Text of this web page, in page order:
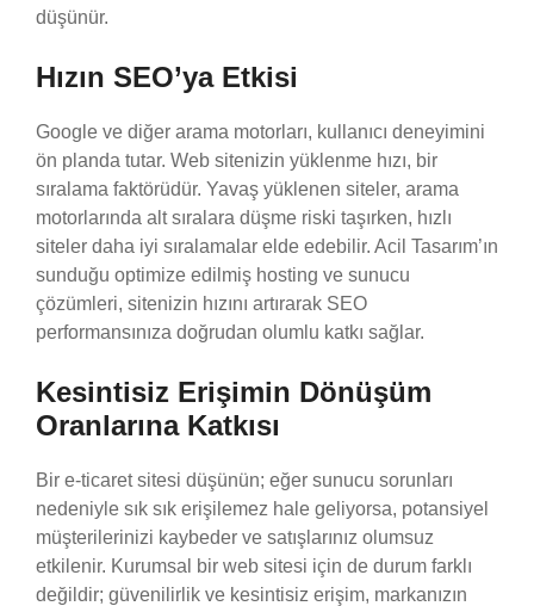
düşünür.
Hızın SEO’ya Etkisi
Google ve diğer arama motorları, kullanıcı deneyimini
ön planda tutar. Web sitenizin yüklenme hızı, bir
sıralama faktörüdür. Yavaş yüklenen siteler, arama
motorlarında alt sıralara düşme riski taşırken, hızlı
siteler daha iyi sıralamalar elde edebilir. Acil Tasarım’ın
sunduğu optimize edilmiş hosting ve sunucu
çözümleri, sitenizin hızını artırarak SEO
performansınıza doğrudan olumlu katkı sağlar.
Kesintisiz Erişimin Dönüşüm
Oranlarına Katkısı
Bir e-ticaret sitesi düşünün; eğer sunucu sorunları
nedeniyle sık sık erişilemez hale geliyorsa, potansiyel
müşterilerinizi kaybeder ve satışlarınız olumsuz
etkilenir. Kurumsal bir web sitesi için de durum farklı
değildir; güvenilirlik ve kesintisiz erişim, markanızın